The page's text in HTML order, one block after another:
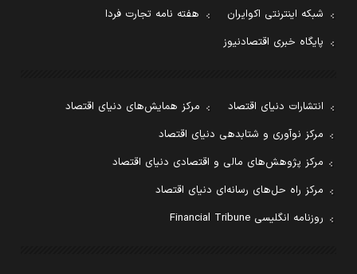
شبکه اینترنتی اکوایران
هفته نامه تجارت فردا
پایگاه خبری اقتصادنیوز
انتشارات دنیای اقتصاد
مرکز همایش‌های دنیای اقتصاد
مرکز نوآوری و شتابدهی دنیای اقتصاد
مرکز پژوهش‌های مالی و اقتصادی دنیای اقتصاد
مرکز راه حل‌های رسانه‌ای دنیای اقتصاد
روزنامه انگلیسی Financial Tribune